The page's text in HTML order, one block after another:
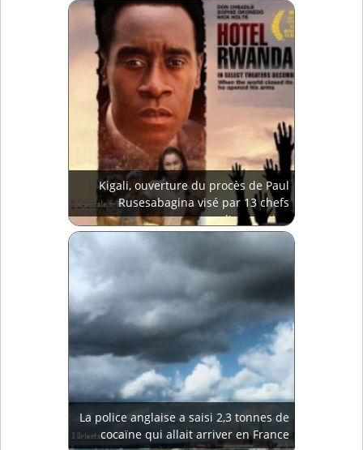
Kigali, ouverture du procès de Paul
Rusesabagina visé par 13 chefs
d'accusation
La police anglaise a saisi 2,3 tonnes de
cocaïne qui allait arriver en France